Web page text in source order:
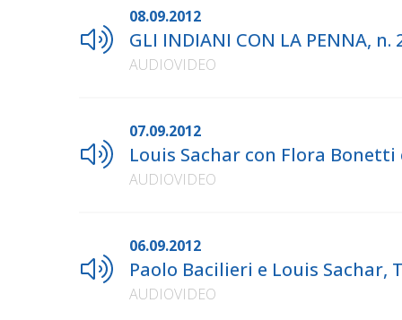
08.09.2012
GLI INDIANI CON LA PENNA, n.
AUDIOVIDEO
07.09.2012
Louis Sachar con Flora Bonetti
AUDIOVIDEO
06.09.2012
Paolo Bacilieri e Louis Sachar,
AUDIOVIDEO